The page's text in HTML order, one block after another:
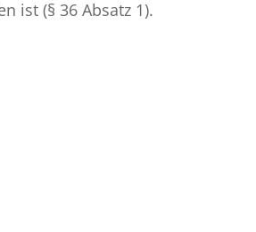
ist (§ 36 Absatz 1).